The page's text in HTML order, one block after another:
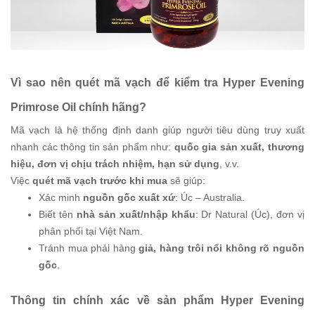
Vì sao nên quét mã vạch để kiểm tra Hyper Evening
Primrose Oil chính hãng?
Mã vạch là hệ thống định danh giúp người tiêu dùng truy xuất
nhanh các thông tin sản phẩm như: quốc gia sản xuất, thương
hiệu, đơn vị chịu trách nhiệm, hạn sử dụng , v.v.
Việc quét mã vạch trước khi mua sẽ giúp:
Xác minh nguồn gốc xuất xứ: Úc – Australia.
Biết tên nhà sản xuất/nhập khẩu: Dr Natural (Úc), đơn vị
phân phối tại Việt Nam.
Tránh mua phải hànggiả, hàng trôi nổi không rõ nguồn
gốc
Thông tin chính xác về sản phẩm Hyper Evening